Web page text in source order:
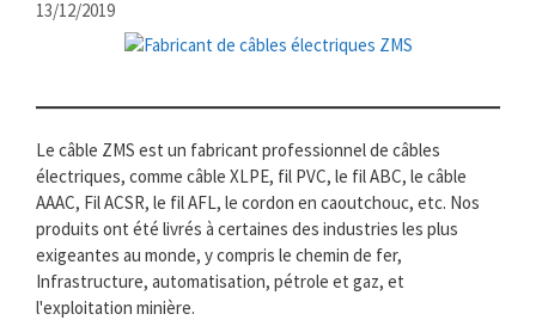
13/12/2019
Le câble ZMS est un fabricant professionnel de câbles
électriques, comme câble XLPE, fil PVC, le fil ABC, le câble
AAAC, Fil ACSR, le fil AFL, le cordon en caoutchouc, etc. Nos
produits ont été livrés à certaines des industries les plus
exigeantes au monde, y compris le chemin de fer,
Infrastructure, automatisation, pétrole et gaz, et
l'exploitation minière.